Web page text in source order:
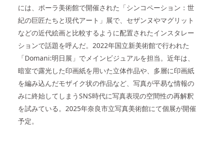
には、ポーラ美術館で開催された「シンコペーション：世
紀の巨匠たちと現代アート」展で、セザンヌやマグリット
などの近代絵画と比較するように配置されたインスタレー
ションで話題を呼んだ。2022年国立新美術館で行われた
「Domani:明日展」でメインビジュアルを担当。近年は、
暗室で露光した印画紙を用いた立体作品や、多層に印画紙
を編み込んだモザイク状の作品など、写真が平易な情報の
みに終始してしまうSNS時代に写真表現の空間性の再解釈
を試みている。2025年奈良市立写真美術館にて個展が開催
予定。